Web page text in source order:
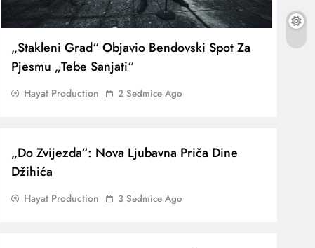
„Stakleni Grad“ Objavio Bendovski Spot Za
Pjesmu „Tebe Sanjati“
Hayat Production 2 Sedmice Ago
„Do Zvijezda“: Nova Ljubavna Priča Dine
Džihića
Hayat Production 3 Sedmice Ago